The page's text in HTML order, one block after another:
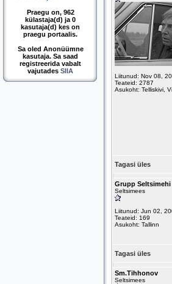
Praegu on, 962
külastaja(d) ja 0
kasutaja(d) kes on
praegu portaalis.
Sa oled Anonüümne
kasutaja. Sa saad
registreerida vabalt
vajutades SIIA
Liitunud: Nov 08,
Teateid: 2787
Asukoht: Telliskivi,
Tagasi üles
Grupp Seltsimehi
Seltsimees
Liitunud: Jun 02,
Teateid: 169
Asukoht: Tallinn
Tagasi üles
Sm.Tihhonov
Seltsimees